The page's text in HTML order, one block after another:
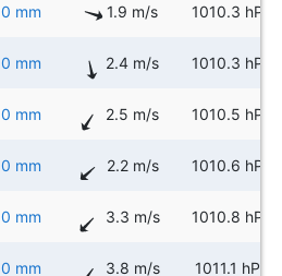
0 mm 1.9 m/s 1010.3 hPa
0 mm 2.4 m/s 1010.3 hPa
0 mm 2.5 m/s 1010.5 hPa
0 mm 2.2 m/s 1010.6 hPa
0 mm 3.3 m/s 1010.8 hPa
0 mm 3.8 m/s 1011.1 hPa